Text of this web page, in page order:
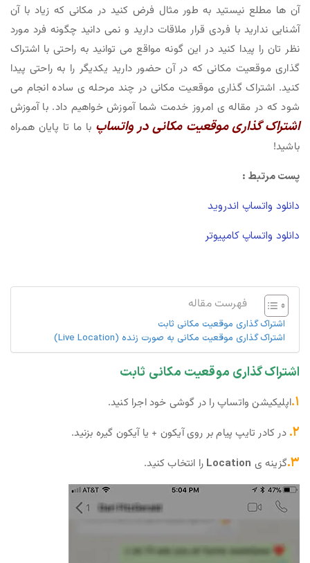
آن ها مطلع نیستید به طور مثال فرض کنید در مکانی که زیاد با آن
آشنایی ندارید با فردی قرار ملاقات دارید و نمی دانید چگونه فرد مورد
نظر تان را پیدا کنید در این گونه مواقع می توانید به راحتی با اشتراک
گذاری موقعیت مکانی که در آن حضور دارید یکدیگر را به راحتی پیدا
کنید. اشتراک گذاری موقعیت مکانی در چند مرحله ی ساده انجام می
شود که در مقاله ی امروز خدمت شما آموزش خواهیم داد. با آموزش
اشتراک گذاری موقعیت مکانی در واتساپ با ما تا پایان همراه
باشید!
پست مرتبط :
دانلود واتساپ اندروید
دانلود واتساپ کامپیوتر
فهرست مقاله
اشتراک گذاری موقعیت مکانی ثابت
اشتراک گذاری موقعیت مکانی به صورت زنده (Live Location)
اشتراک گذاری موقعیت مکانی ثابت
۱. اپلیکیشن واتساپ را در گوشی خود اجرا کنید.
۲. در کادر تایپ پیام بر روی آیکون + یا آیکون گیره بزنید.
۳. گزینه ی Location را انتخاب کنید.